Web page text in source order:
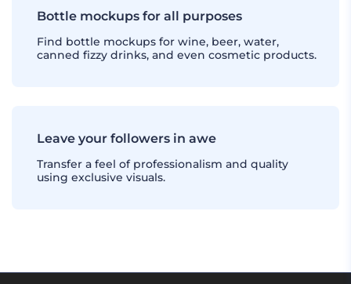
Bottle mockups for all purposes
Find bottle mockups for wine, beer, water,
canned fizzy drinks, and even cosmetic products.
Leave your followers in awe
Transfer a feel of professionalism and quality
using exclusive visuals.